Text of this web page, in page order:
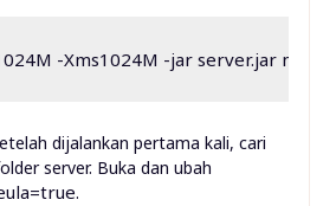
-Xms1024M -jar server.jar nogui
dijalankan pertama kali, cari
server. Buka dan ubah
.